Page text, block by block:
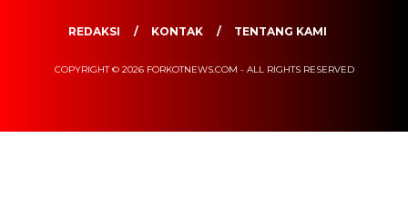
REDAKSI KONTAK TENTANG KAMI
COPYRIGHT © 2026 FORKOTNEWS.COM - ALL RIGHTS RESERVED